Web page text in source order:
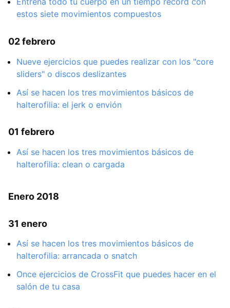
estos siete movimientos compuestos
02 febrero
Nueve ejercicios que puedes realizar con los "core
sliders" o discos deslizantes
Así se hacen los tres movimientos básicos de
halterofilia: el jerk o envión
01 febrero
Así se hacen los tres movimientos básicos de
halterofilia: clean o cargada
Enero 2018
31 enero
Así se hacen los tres movimientos básicos de
halterofilia: arrancada o snatch
Once ejercicios de CrossFit que puedes hacer en el
salón de tu casa